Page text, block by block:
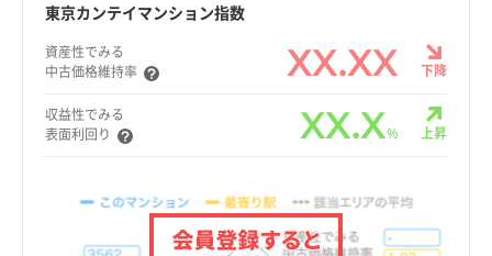
東京カンテイマンション指数
資産性でみる
中古価格維持率
XX.XX 下降
収益性でみる
表面利回り
XX.X% 上昇